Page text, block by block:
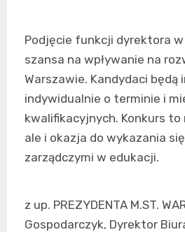
Podjęcie funkcji dyrektora
szansa na wpływanie na
Warszawie. Kandydaci będą
indywidualnie o terminie i
kwalifikacyjnych. Konkurs
ale i okazja do wykazania
zarządczymi w edukacji.
z up. PREZYDENTA M.ST.
Gospodarczyk, Dyrektor